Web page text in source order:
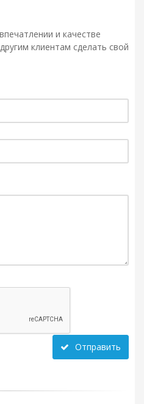
и качестве
клиентам сделать свой
Отправить